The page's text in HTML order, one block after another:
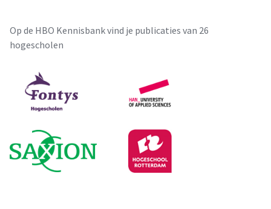
Op de HBO Kennisbank vind je publicaties van 26
hogescholen